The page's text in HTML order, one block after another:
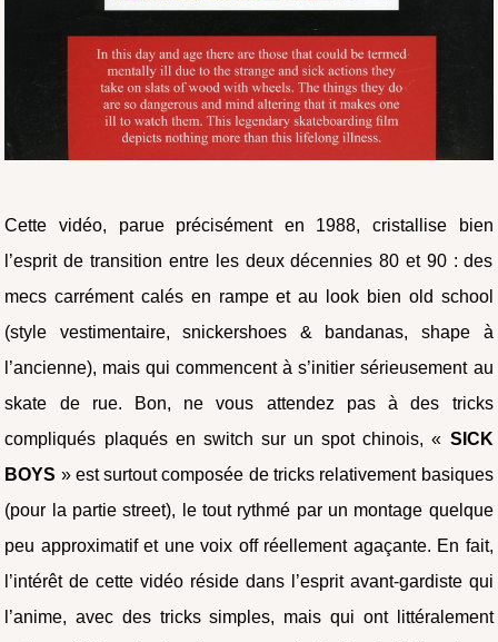
Cette vidéo, parue précisément en 1988, cristallise bien
l’esprit de transition entre les deux décennies 80 et 90 : des
mecs carrément calés en rampe et au look bien old school
(style vestimentaire, snickershoes & bandanas, shape à
l’ancienne), mais qui commencent à s’initier sérieusement au
skate de rue. Bon, ne vous attendez pas à des tricks
compliqués plaqués en switch sur un spot chinois, « SICK
BOYS » est surtout composée de tricks relativement basiques
(pour la partie street), le tout rythmé par un montage quelque
peu approximatif et une voix off réellement agaçante. En fait,
l’intérêt de cette vidéo réside dans l’esprit avant-gardiste qui
l’anime, avec des tricks simples, mais qui ont littéralement